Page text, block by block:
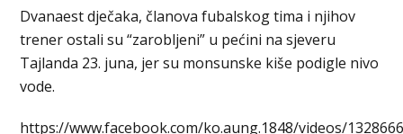
Dvanaest dječaka, članova fubalskog tima i njihov
trener ostali su “zarobljeni” u pećini na sjeveru
Tajlanda 23. juna, jer su monsunske kiše podigle nivo
vode.
https://www.facebook.com/ko.aung.1848/videos/